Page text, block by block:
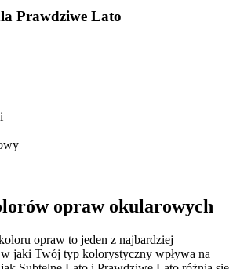
Prawdziwe Lato
opraw okularowych
opraw to jeden z najbardziej
jaki Twój typ kolorystyczny wpływa na